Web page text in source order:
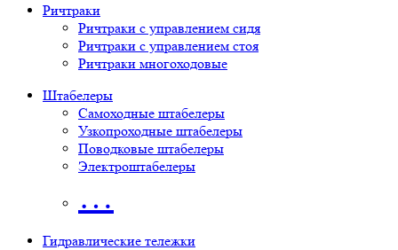
Ричтраки
Ричтраки с управлением сидя
Ричтраки с управлением стоя
Ричтраки многоходовые
Штабелеры
Самоходные штабелеры
Узкопроходные штабелеры
Поводковые штабелеры
Электроштабелеры
…
Гидравлические тележки